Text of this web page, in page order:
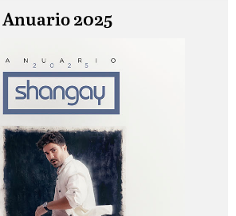
Anuario 2025